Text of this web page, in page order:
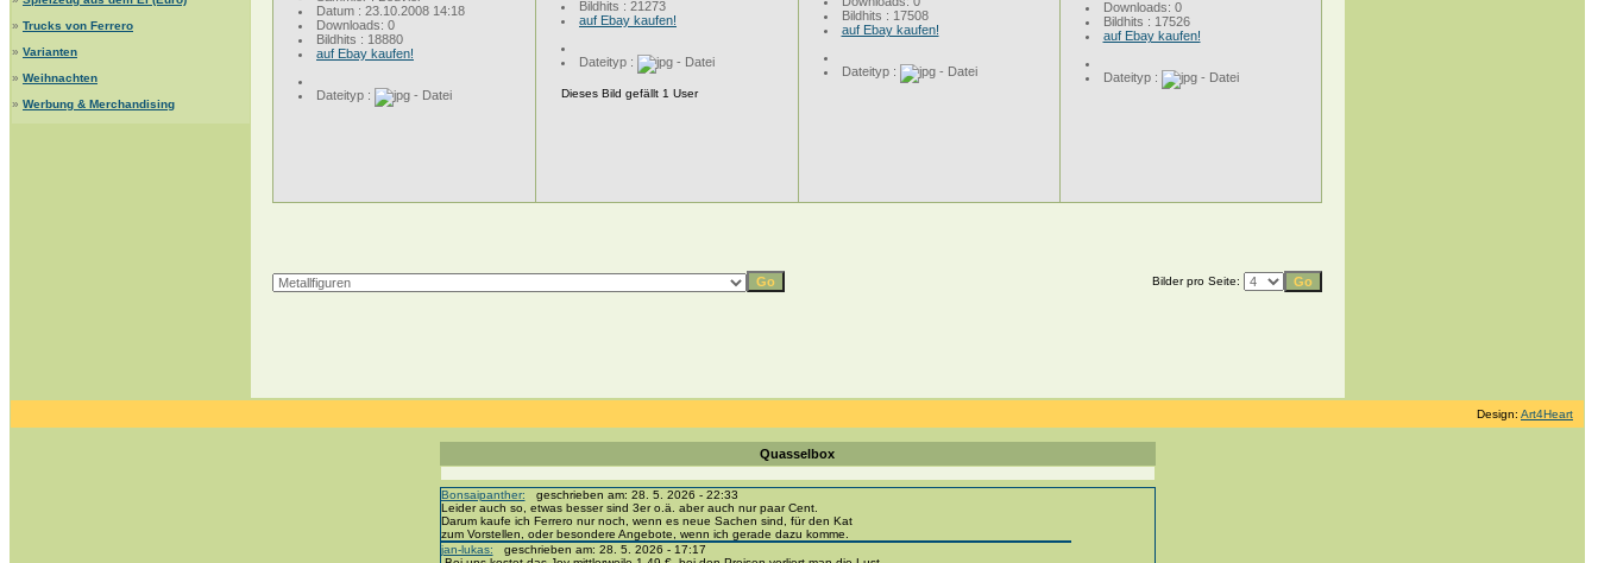
» Trucks von Ferrero
» Varianten
» Weihnachten
» Werbung & Merchandising
Datum : 23.10.2008 14:18
Downloads: 0
Bildhits : 18880
auf Ebay kaufen!
Dateityp :
Bildhits : 21273
auf Ebay kaufen!
Dateityp :
Dieses Bild gefällt 1 User
Bildhits : 17508
auf Ebay kaufen!
Dateityp :
Downloads: 0
Bildhits : 17526
auf Ebay kaufen!
Dateityp :
Bilder pro Seite:
Design: Art4Heart
Quasselbox
Bonsaipanther: geschrieben am: 28. 5. 2026 - 22:33
Leider auch so, etwas besser sind 3er o.ä. aber auch nur paar Cent.
Darum kaufe ich Ferrero nur noch, wenn es neue Sachen sind, für den Kat
zum Vorstellen, oder besondere Angebote, wenn ich gerade dazu komme.
jan-lukas: geschrieben am: 28. 5. 2026 - 17:17